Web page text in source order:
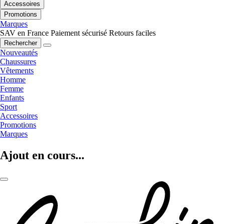
Accessoires
Promotions
Marques
SAV en France Paiement sécurisé Retours faciles
Rechercher
Nouveautés
Chaussures
Vêtements
Homme
Femme
Enfants
Sport
Accessoires
Promotions
Marques
Ajout en cours...